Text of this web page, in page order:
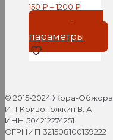
150 ₽ –1200 ₽
Выберите
параметры
Этот
© 2015-2024 Жора-Обжора
ИП Кривоножкин В. А.
ИНН 504212274251
ОГРНИП 321508100139222